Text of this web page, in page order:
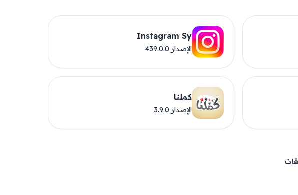
Instagram Sy
الإصدار 439.0.0
كملنا
الإصدار 3.9.0